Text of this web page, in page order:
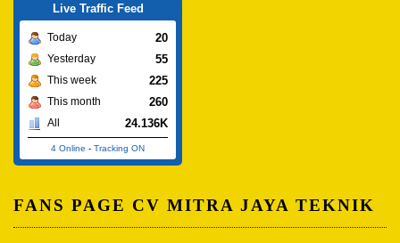
Live Traffic Feed
Today 20
Yesterday 55
This week 225
This month 260
All 24.136K
4 Online - Tracking ON
FANS PAGE CV MITRA JAYA TEKNIK